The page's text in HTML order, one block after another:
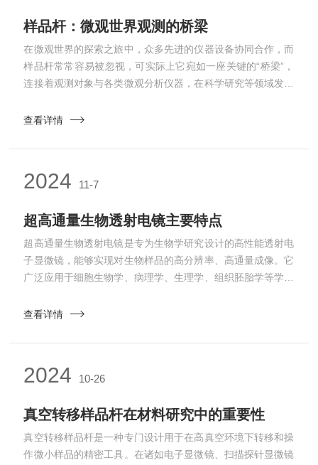
样品杆：微观世界观测的桥梁
在微观世界的探索之旅中，众多先进的仪器设备协同合作，而
样品杆常常容易被忽视，可实际上它宛如一座关键的“桥梁”，
连接着观测对象与各类微观分析仪器，在科学研究等领域发挥
准输送至仪器检测区域的部件。它的构造往往并不简单，根据
的机械结构，能够实现样品在三维空间内细微且精准的位移、
电子显微镜中，样品杆可以把微小的样品稳稳地送至...
查看详情
2024 11-7
超高通量生物透射电镜主要特点
超高通量生物透射电镜是专为生物学研究设计的高性能透射电
子显微镜，能够实现对生物样品的高分辨率、高通量成像。它
广泛应用于细胞生物学、病理学、生理学、组织胚胎学等学科
等亚显微结构变化，以及材料进入细胞内部的分布情况或细胞
特点：高通量：超高通量生物透射电镜具有高的成像速度，能
率。高分辨率：该电镜具有优异的分辨率性能，能够清晰...
查看详情
2024 10-26
真空转移样品杆在材料研究中的重要性
真空转移样品杆是一种专门设计用于在高真空环境下转移和操
作微小样品的精密工具。在诸如电子显微镜、扫描探针显微镜